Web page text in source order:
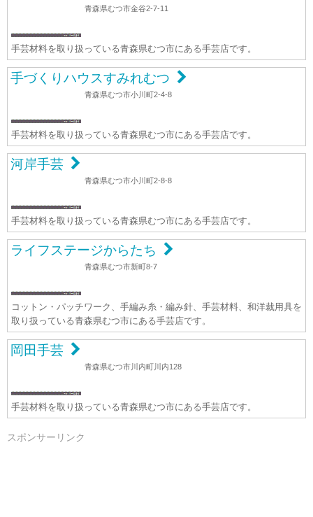
青森県むつ市金谷2-7-11
手芸材料を取り扱っている青森県むつ市にある手芸店です。
手づくりハウスすみれむつ
青森県むつ市小川町2-4-8
手芸材料を取り扱っている青森県むつ市にある手芸店です。
河岸手芸
青森県むつ市小川町2-8-8
手芸材料を取り扱っている青森県むつ市にある手芸店です。
ライフステージからたち
青森県むつ市新町8-7
コットン・パッチワーク、手編み糸・編み針、手芸材料、和洋裁用具を
取り扱っている青森県むつ市にある手芸店です。
岡田手芸
青森県むつ市川内町川内128
手芸材料を取り扱っている青森県むつ市にある手芸店です。
スポンサーリンク